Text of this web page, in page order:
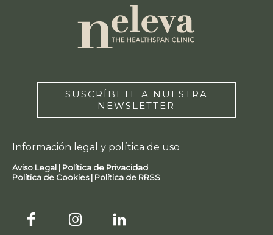
SUSCRÍBETE A NUESTRA
NEWSLETTER
Información legal y política de uso
Aviso Legal | Política de Privacidad
Política de Cookies | Política de RRSS